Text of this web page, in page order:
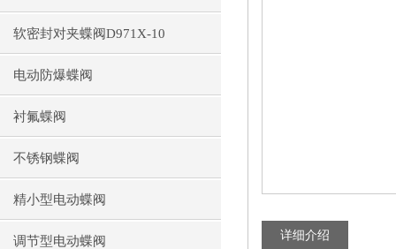
软密封对夹蝶阀D971X-10
电动防爆蝶阀
衬氟蝶阀
不锈钢蝶阀
精小型电动蝶阀
调节型电动蝶阀 详细介绍